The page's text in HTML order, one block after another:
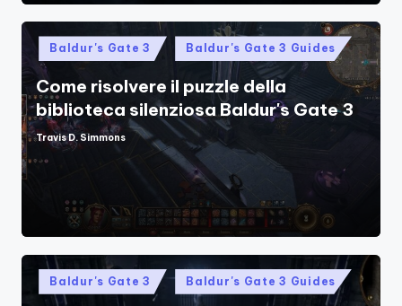
Posted
in
Baldur's Gate 3 Baldur's Gate 3 Guides
Come risolvere il puzzle della
biblioteca silenziosa Baldur's Gate 3
Posted
Travis D. Simmons
Posted
in
Baldur's Gate 3 Baldur's Gate 3 Guides